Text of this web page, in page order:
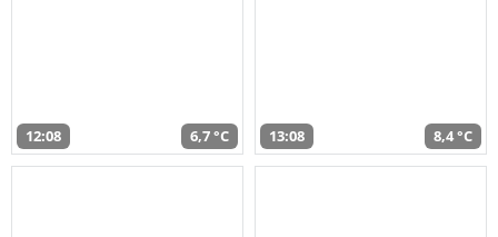
12:08 6,7 °C 13:08 8,4 °C